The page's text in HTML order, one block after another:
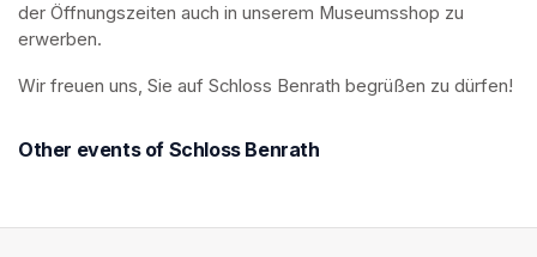
der Öffnungszeiten auch in unserem Museumsshop zu
erwerben.
Wir freuen uns, Sie auf Schloss Benrath begrüßen zu dürfen!
Other events of Schloss Benrath